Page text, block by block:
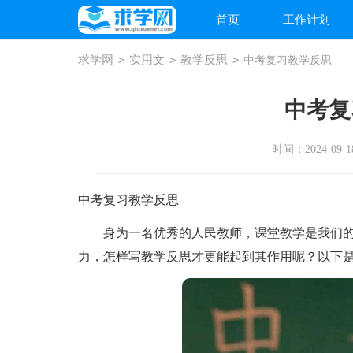
首页 工作计划
求学网 > 实用文 > 教学反思 > 中考复习教学反思
中考
时间：2024-09-
中考复习教学反思
身为一名优秀的人民教师，课堂教学是我们
力，怎样写教学反思才更能起到其作用呢？以下